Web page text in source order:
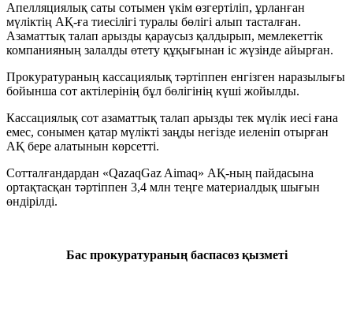
Апелляциялық саты сотымен үкім өзгертіліп, ұрланған
мүліктің АҚ-ға тиесілігі туралы бөлігі алып тасталған.
Азаматтық талап арызды қараусыз қалдырып, мемлекеттік
компанияның залалды өтету құқығынан іс жүзінде айырған.
Прокуратураның кассациялық тәртіппен енгізген наразылығы
бойынша сот актілерінің бұл бөлігінің күші жойылды.
Кассациялық сот азаматтық талап арызды тек мүлік иесі ғана
емес, сонымен қатар мүлікті заңды негізде иеленіп отырған
АҚ бере алатынын көрсетті.
Сотталғандардан «QazaqGaz Aimaq» АҚ-ның пайдасына
ортақтасқан тәртіппен 3,4 млн теңге материалдық шығын
өндірілді.
Бас прокуратураның баспасөз қызметі